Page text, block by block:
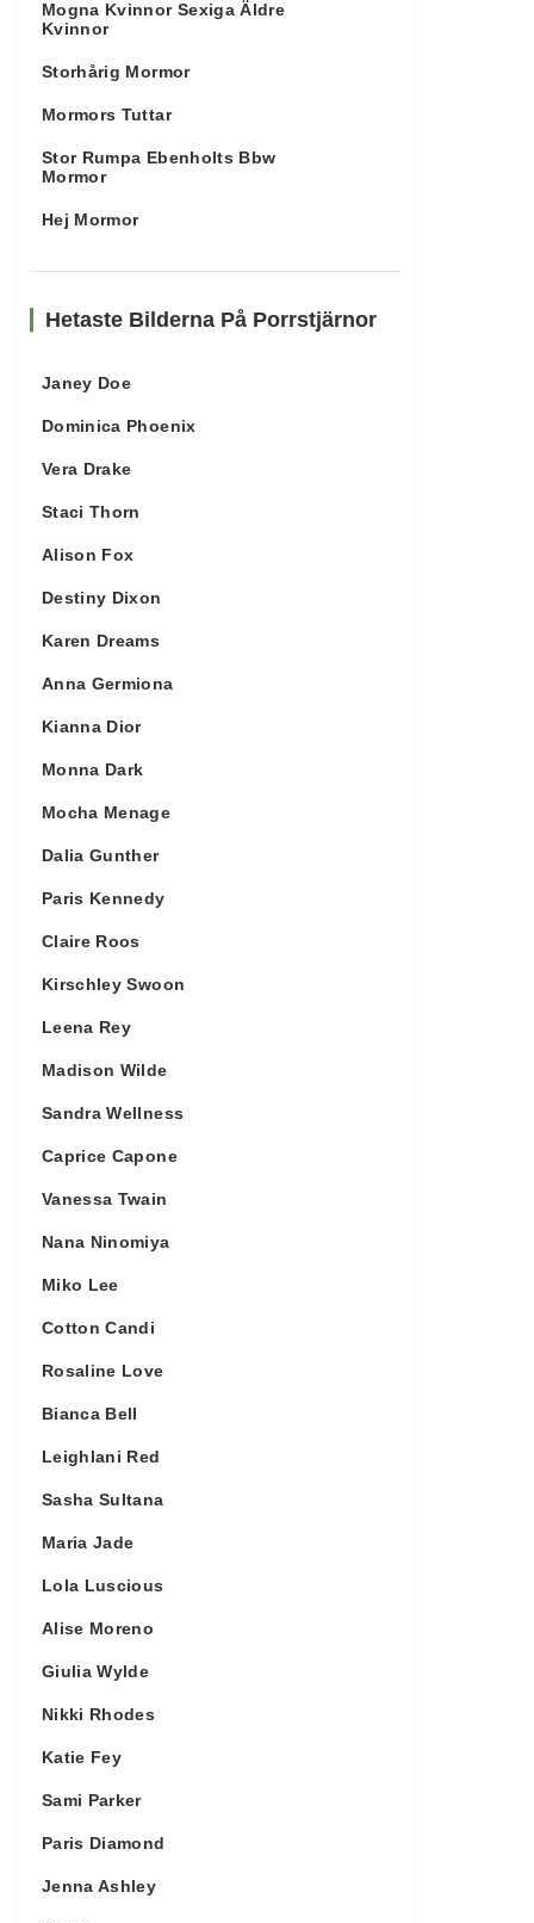
Mogna Kvinnor Sexiga Äldre
Kvinnor
Storhårig Mormor
Mormors Tuttar
Stor Rumpa Ebenholts Bbw
Mormor
Hej Mormor
Hetaste Bilderna På Porrstjärnor
Janey Doe
Dominica Phoenix
Vera Drake
Staci Thorn
Alison Fox
Destiny Dixon
Karen Dreams
Anna Germiona
Kianna Dior
Monna Dark
Mocha Menage
Dalia Gunther
Paris Kennedy
Claire Roos
Kirschley Swoon
Leena Rey
Madison Wilde
Sandra Wellness
Caprice Capone
Vanessa Twain
Nana Ninomiya
Miko Lee
Cotton Candi
Rosaline Love
Bianca Bell
Leighlani Red
Sasha Sultana
Maria Jade
Lola Luscious
Alise Moreno
Giulia Wylde
Nikki Rhodes
Katie Fey
Sami Parker
Paris Diamond
Jenna Ashley